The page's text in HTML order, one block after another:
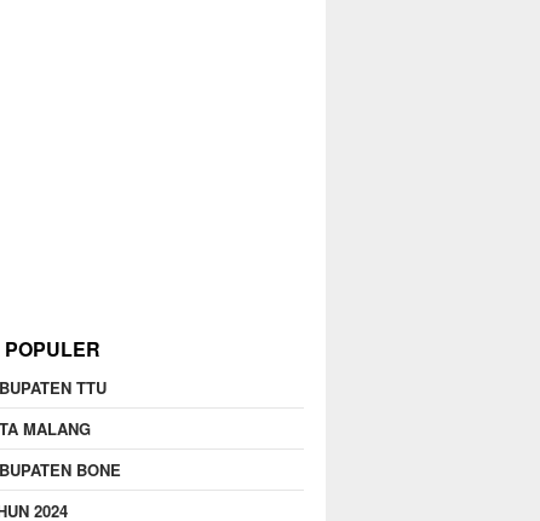
TTU
MALANG
BONE
2024